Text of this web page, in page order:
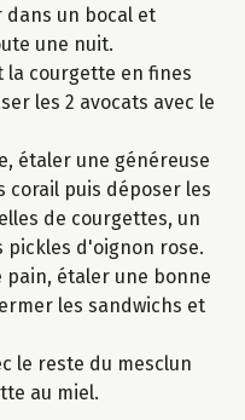
un bocal et
une nuit.
la courgette en fines
les 2 avocats avec le
étaler une généreuse
corail puis déposer les
de courgettes, un
pickles d'oignon rose.
pain, étaler une bonne
les sandwichs et
le reste du mesclun
au miel.